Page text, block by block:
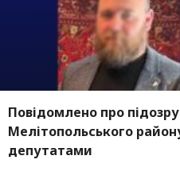
Повідомлено про
Мелітопольського
депутатами